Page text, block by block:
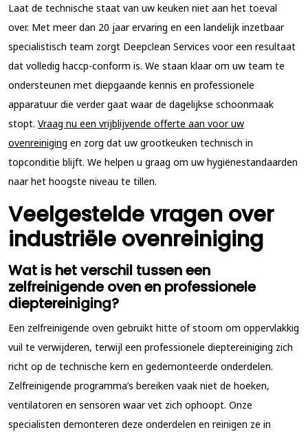
Laat de technische staat van uw keuken niet aan het toeval
over. Met meer dan 20 jaar ervaring en een landelijk inzetbaar
specialistisch team zorgt Deepclean Services voor een resultaat
dat volledig haccp-conform is. We staan klaar om uw team te
ondersteunen met diepgaande kennis en professionele
apparatuur die verder gaat waar de dagelijkse schoonmaak
stopt. Vraag nu een vrijblijvende offerte aan voor uw
ovenreiniging en zorg dat uw grootkeuken technisch in
topconditie blijft. We helpen u graag om uw hygiënestandaarden
naar het hoogste niveau te tillen.
Veelgestelde vragen over
industriële ovenreiniging
Wat is het verschil tussen een
zelfreinigende oven en professionele
dieptereiniging?
Een zelfreinigende oven gebruikt hitte of stoom om oppervlakkig
vuil te verwijderen, terwijl een professionele dieptereiniging zich
richt op de technische kern en gedemonteerde onderdelen.
Zelfreinigende programma’s bereiken vaak niet de hoeken,
ventilatoren en sensoren waar vet zich ophoopt. Onze
specialisten demonteren deze onderdelen en reinigen ze in